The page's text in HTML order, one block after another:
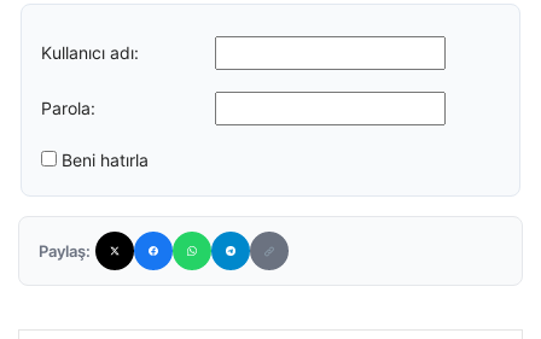
Kullanıcı adı:
Parola:
Beni hatırla
Paylaş: